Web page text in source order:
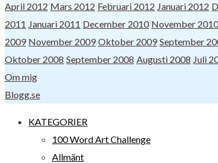
April 2012 Mars 2012 Februari 2012 Januari 2012
2011 Januari 2011 December 2010 November 2010
2009 November 2009 Oktober 2009 September
Oktober 2008 September 2008 Augusti 2008 Juli
Om mig
Blogg.se
KATEGORIER
100 Word Art Challenge
Allmänt